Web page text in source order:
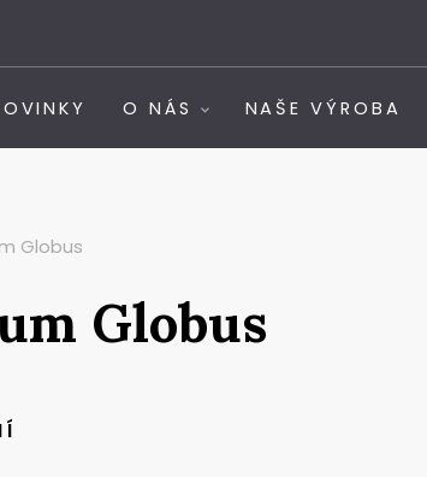
O NÁS NAŠE VÝROBA
Globus
Globus